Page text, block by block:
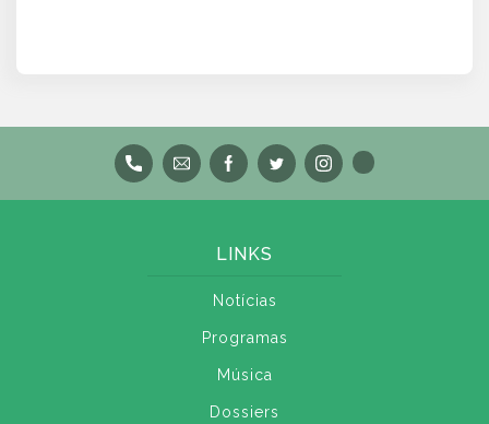
LINKS
Notícias
Programas
Música
Dossiers